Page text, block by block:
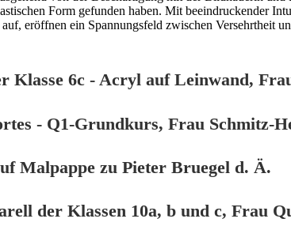
Form gefunden haben. Mit beeindruckender
eröffnen ein Spannungsfeld zwischen Versehrtheit
Klasse 6c - Acryl auf Leinwand,
- Q1-Grundkurs, Frau Schmitz-
Malpappe zu Pieter Bruegel d. Ä.
der Klassen 10a, b und c, Frau